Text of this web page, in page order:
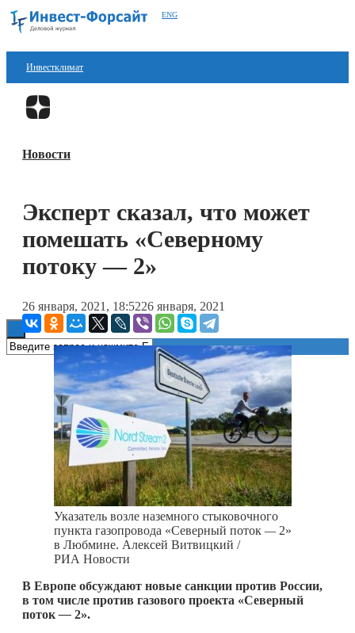
ENG
Инвестклимат
Финансы
Блокчейн
Новости
Эксперт сказал, что может
помешать «Северному
потоку — 2»
26 января, 2021, 18:5226 января, 2021
Указатель возле наземного стыковочного
пункта газопровода «Северный поток — 2»
в Любмине. Алексей Витвицкий /
РИА Новости
В Европе обсуждают новые санкции против России,
в том числе против газового проекта «Северный
поток— 2».